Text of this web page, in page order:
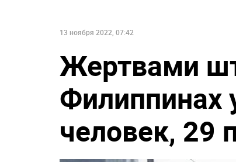
13 ноября 2022, 07:42
Жертвами
Филиппинах
человек, 29